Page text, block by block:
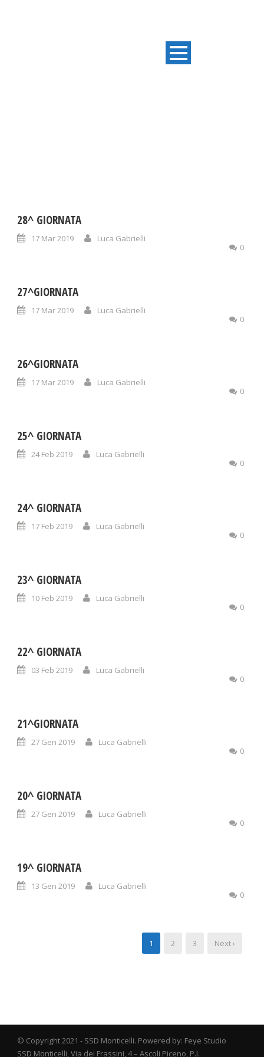
28^ GIORNATA
17 Mar 2019
Luca Gabrielli
0
27^GIORNATA
17 Mar 2019
Luca Gabrielli
0
26^GIORNATA
17 Mar 2019
Luca Gabrielli
0
25^ GIORNATA
24 Feb 2019
Luca Gabrielli
0
24^ GIORNATA
17 Feb 2019
Luca Gabrielli
0
23^ GIORNATA
10 Feb 2019
Luca Gabrielli
0
22^ GIORNATA
03 Feb 2019
Luca Gabrielli
0
21^GIORNATA
27 Gen 2019
Luca Gabrielli
0
20^ GIORNATA
27 Gen 2019
Luca Gabrielli
0
19^ GIORNATA
13 Gen 2019
Luca Gabrielli
0
1 2 3 Next ›
© Copyright 2021 - SSD Monticelli. Powered by: Feye Studio
SSD Monticelli, Via dei Frassini, 4 – Ascoli Piceno, P.I.